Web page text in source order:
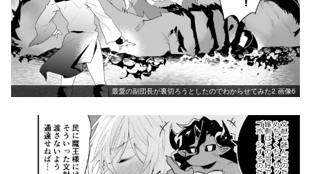
最愛の副団長が裏切ろうとしたのでわからせてみた2 画像6